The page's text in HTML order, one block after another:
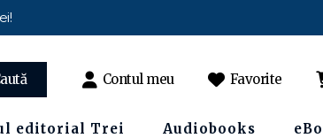
Contul meu Favorite
editorial Trei Audiobooks